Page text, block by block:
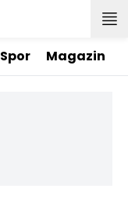
Spor Magazin